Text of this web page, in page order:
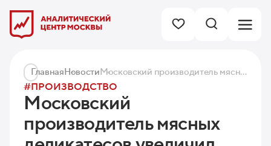
ГлавнаяНовости Московский производитель мясных деликатесов увеличил объем выпуска продукции благодаря нацпроекту
#ПРОИЗВОДСТВО
Московский
производитель мясных